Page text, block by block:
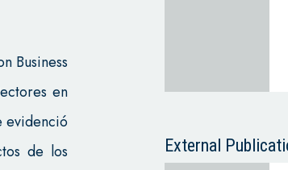
Business
en
evidenció
de los
External